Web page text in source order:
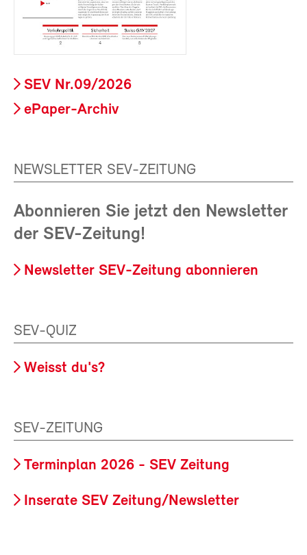
SEV Nr.09/2026
ePaper-Archiv
NEWSLETTER SEV-ZEITUNG
Abonnieren Sie jetzt den Newsletter
der SEV-Zeitung!
Newsletter SEV-Zeitung abonnieren
SEV-QUIZ
Weisst du's?
SEV-ZEITUNG
Terminplan 2026 - SEV Zeitung
Inserate SEV Zeitung/Newsletter